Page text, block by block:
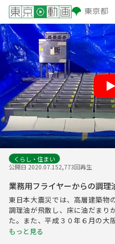
Play
くらし・住まい
公開日 2020.07.152,773回再生
業務用フライヤーからの調理
東日本大震災では、高層建築物
調理油が飛散し、床に油だまり
た。また、平成３０年６月の大
もっと見る